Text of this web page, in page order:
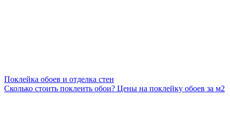
Поклейка обоев и отделка стен
Сколько стоить поклеить обои? Цены на поклейку обоев за м2